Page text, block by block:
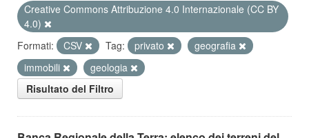
Creative Commons Attribuzione 4.0 Internazionale (CC BY
4.0)
Formati:
CSV Tag: privato
geografia
immobili
geologia
Risultato del Filtro